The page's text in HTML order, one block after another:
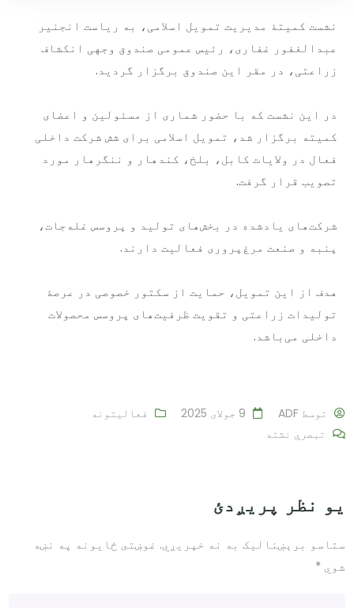
نشست کمیتۀ مدیریت تمویل اسلامی، به ریاست انجنیر
عبدالغفور غفاری، رئیس عمومی صندوق وجهی انکشاف
زراعتی، در مقر این صندوق برگزار گردید.
در این نشست که با حضور شماری از مسئولین و اعضای
کمیته برگزار شد، تمویل اسلامی برای شش شرکت داخلی
فعال در ولایات کابل، بلخ، کندهار و ننگرهار مورد
تصویب قرار گرفت.
شرکت‌های یادشده در بخش‌های تولید و پروسس غله‌جات،
پنبه و صنعت مرغ‌پروری فعالیت دارند.
هدف از این تمویل، حمایت از سکتور خصوصی در عرصۀ
تولیدات زراعتی و تقویت ظرفیت‌های پروسس محصولات
داخلی می‌باشد.
توسطADF 9 جولای 2025
فعالیتونه
تبصرې نشته
یو نظر پریږدئ
ستاسو برېښناليک به نه خپريږي. غوښتى ځایونه په نښه
شوي *